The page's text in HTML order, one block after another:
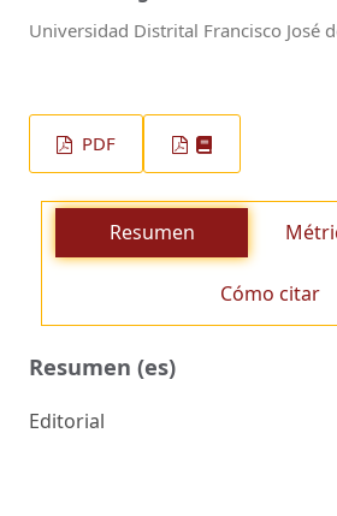
Universidad Distrital Francisco José
PDF
Resumen
Cómo citar
Resumen (es)
Editorial